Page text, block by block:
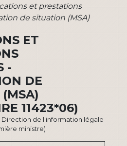
et prestations
de situation (MSA)
ET
-
DE
11423*06)
Direction de l'information légale
ministre)